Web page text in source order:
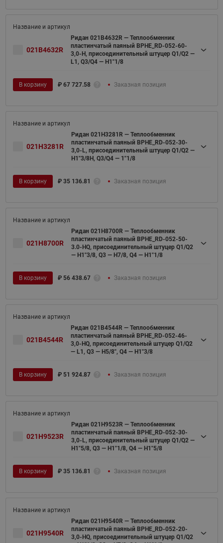
021B4632R
Ридан 021B4632R — Теплообменник
пластинчатый паяный BPHE_RD-052-60-
3,0-H, присоединительный штуцер Q1/Q2 —
L1, Q3/Q4 — H1"1/8
В корзину ₽ 67 727.58 Заказная позиция
021H3281R
Ридан 021H3281R — Теплообменник
пластинчатый паяный BPHE_RD-052-30-
3,0-L, присоединительный штуцер Q1/Q2 —
H1"3/8H, Q3/Q4 — 1"1/8
В корзину ₽ 35 136.81 Заказная позиция
021H8700R
Ридан 021H8700R — Теплообменник
пластинчатый паяный BPHE_RD-052-50-
3.0-HQ, присоединительный штуцер Q1/Q2
— H1"3/8, Q3 — H7/8, Q4 — H1"1/8
В корзину ₽ 56 438.67 Заказная позиция
021B4544R
Ридан 021B4544R — Теплообменник
пластинчатый паяный BPHE_RD-052-46-
3,0-HQ, присоединительный штуцер Q1/Q2
— L1, Q3 — H5/8", Q4 — H1"3/8
В корзину ₽ 51 924.87 Заказная позиция
021H9523R
Ридан 021H9523R — Теплообменник
пластинчатый паяный BPHE_RD-052-30-
3,0-L, присоединительный штуцер Q1/Q2 —
H1"5/8, Q3 — H1"1/8, Q4 — H1"5/8
В корзину ₽ 35 136.81 Заказная позиция
021H9540R
Ридан 021H9540R — Теплообменник
пластинчатый паяный BPHE_RD-052-20-
3,0-HQ, присоединительный штуцер Q1/Q2